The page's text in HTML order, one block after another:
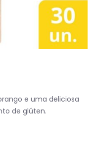
e uma deliciosa
de glúten.